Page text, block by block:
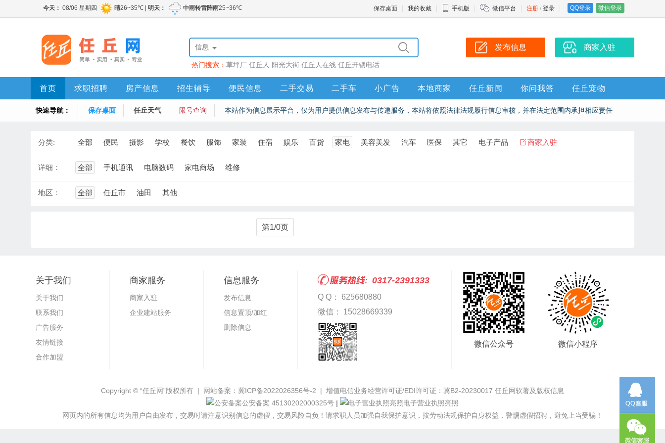
注册 / 登录 QQ登录 微信登录
保存桌面 我的收藏 手机版 微信平台
信息
热门搜索： 草坪厂 任丘人 阳光大街 任丘人在线 任丘开锁电话
发布信息 商家入驻
首页 求职招聘 房产信息 招生辅导 便民信息 二手交易 二手车 小广告 本地商家 任丘新闻 你问我答 任丘宠物
快速导航： 保存桌面 任丘天气 限号查询 本站作为信息展示平台，仅为用户提供信息发布与传递服务，本站将依照法律法规履行信息审核，并在法定范围内承担相应责任
分类: 全部 便民 摄影 学校 餐饮 服饰 家装 住宿 娱乐 百货 家电 美容美发 汽车 医保 其它 电子产品 商家入驻
详细： 全部 手机通讯 电脑数码 家电商场 维修
地区： 全部 任丘市 油田 其他
第1/0页
关于我们
关于我们
联系我们
广告服务
友情链接
合作加盟
商家服务
商家入驻
企业建站服务
信息服务
发布信息
信息置顶/加红
删除信息
0317-2391333
Q Q： 625680880
微信： 15028669339
微信公众号 微信小程序
Copyright © “任丘网”版权所有 | 网站备案： 冀ICP备2022026356号-2 | 增值电信业务经营许可证/EDI许可证：冀B2-20230017 任丘网软著及版权信息
公安备案 45130202000325号 |
电子营业执照亮照
网页内的所有信息均为用户自由发布，交易时请注意识别信息的虚假，交易风险自负！请求职人员加强自我保护意识，按劳动法规保护自身权益，警惕虚假招聘，避免上当受骗！